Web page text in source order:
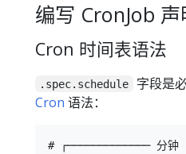
编写 CronJob
Cron 时间表语法
.spec.schedule
字段是
Cron 语法：
# ┌───────────── 分